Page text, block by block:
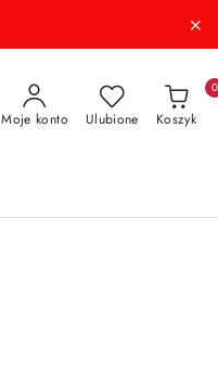
Moje konto Ulubione Koszyk
0